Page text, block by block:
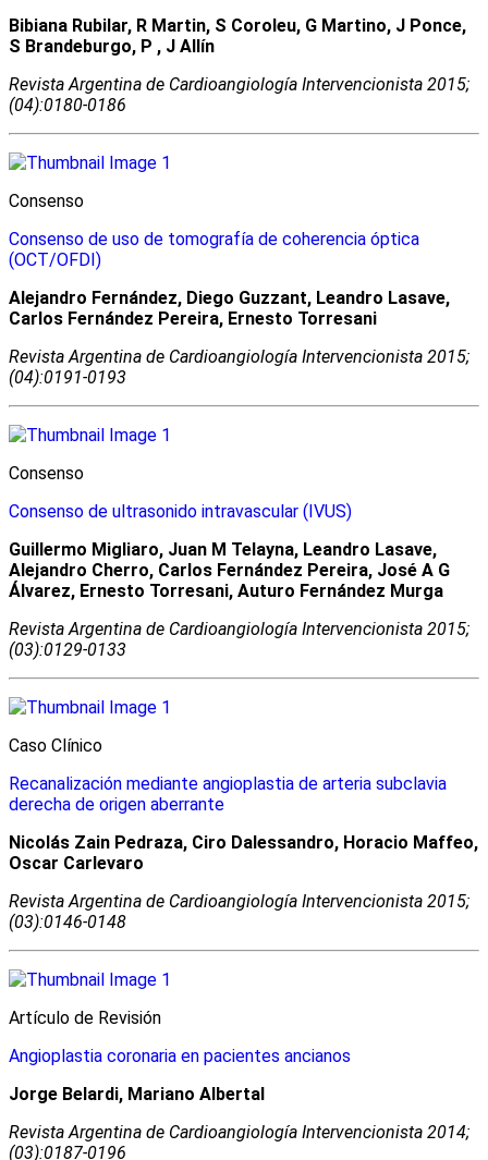
Bibiana Rubilar, R Martin, S Coroleu, G Martino, J Ponce,
S Brandeburgo, P , J Allín
Revista Argentina de Cardioangiologí­a Intervencionista 2015;
(04):0180-0186
Consenso
Consenso de uso de tomografía de coherencia óptica
(OCT/OFDI)
Alejandro Fernández, Diego Guzzant, Leandro Lasave,
Carlos Fernández Pereira, Ernesto Torresani
Revista Argentina de Cardioangiologí­a Intervencionista 2015;
(04):0191-0193
Consenso
Consenso de ultrasonido intravascular (IVUS)
Guillermo Migliaro, Juan M Telayna, Leandro Lasave,
Alejandro Cherro, Carlos Fernández Pereira, José A G
Álvarez, Ernesto Torresani, Auturo Fernández Murga
Revista Argentina de Cardioangiologí­a Intervencionista 2015;
(03):0129-0133
Caso Clínico
Recanalización mediante angioplastia de arteria subclavia
derecha de origen aberrante
Nicolás Zain Pedraza, Ciro Dalessandro, Horacio Maffeo,
Oscar Carlevaro
Revista Argentina de Cardioangiologí­a Intervencionista 2015;
(03):0146-0148
Artículo de Revisión
Angioplastia coronaria en pacientes ancianos
Jorge Belardi, Mariano Albertal
Revista Argentina de Cardioangiologí­a Intervencionista 2014;
(03):0187-0196